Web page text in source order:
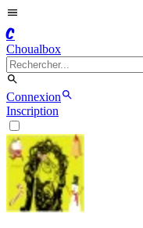
C
Choualbox
Connexion
Inscription